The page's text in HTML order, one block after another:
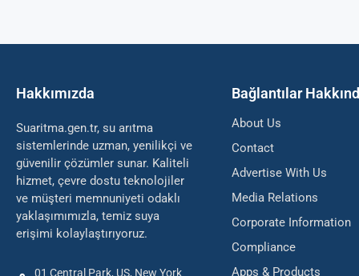
Hakkımızda
Suaritma.gen.tr, su arıtma
sistemlerinde uzman, yenilikçi ve
güvenilir çözümler sunar. Kaliteli
hizmet, çevre dostu teknolojiler
ve müşteri memnuniyeti odaklı
yaklaşımımızla, temiz suya
erişimi kolaylaştırıyoruz.
01 Central Park, US, New York
Bağlantılar
About Us
Contact
Advertise With Us
Media Relations
Corporate Information
Compliance
Apps & Products